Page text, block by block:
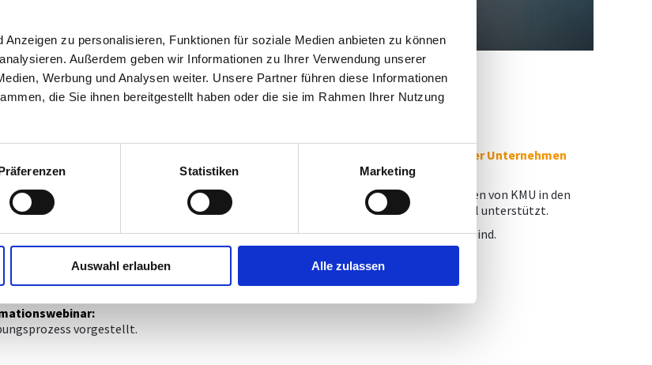
zu personalisieren, Funktionen für soziale Medien anbieten zu können
Außerdem geben wir Informationen zu Ihrer Verwendung unserer
Werbung und Analysen weiter. Unsere Partner führen diese Informationen
die Sie ihnen bereitgestellt haben oder die sie im Rahmen Ihrer Nutzung
Statistiken Marketing
Auswahl erlauben Alle zulassen
Normung 2027
von Expert:innen veröffentlicht, die im Jahr 2027 die Interessen kleiner und mittlerer Unternehmen
vertreten
Normungsbereichen. Die ausgewählten Expert:innen vertreten die Interessen von KMU in den
(WGs) von CEN, CENELEC, ETSI, ISO und IEC. Die Tätigkeit wird von SBS finanziell unterstützt.
imJahresarbeitsprogramm der Union für europäische Normung 2026enthalten sind.
bis spätestens 18. September 2026, 24:00 Uhr (MESZ) hier eingereicht werden.
vorgestellt.